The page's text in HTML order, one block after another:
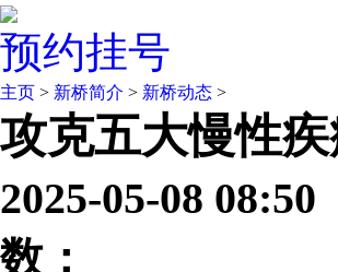
预约挂号
主页 > 新桥简介 > 新桥动态 >
攻克五大慢性
2025-05-08
数：